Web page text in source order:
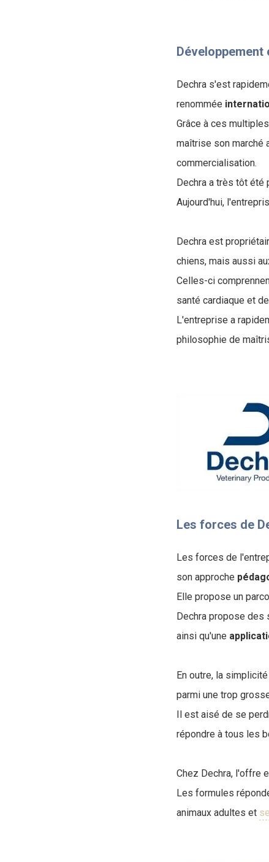
Développement
Dechra s'est
renommée
Grâce à ces
maîtrise son marché
commercialisation.
Dechra a très tôt été
Aujourd'hui,
Dechra est
chiens, mais aussi
Celles-ci
santé cardiaque et
L'entreprise a
philosophie de
Les forces de
Les forces de
son approche
Elle propose un
Dechra propose des
ainsi qu'une
En outre, la
parmi une trop
Il est aisé de se
répondre à tous les
Chez Dechra, l'offre
Les formules
animaux adultes et